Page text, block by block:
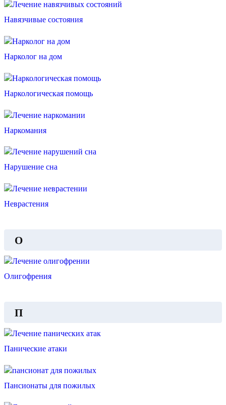
Навязчивые состояния
Нарколог на дом
Наркологическая помощь
Наркомания
Нарушение сна
Неврастения
О
Олигофрения
П
Панические атаки
Пансионаты для пожилых